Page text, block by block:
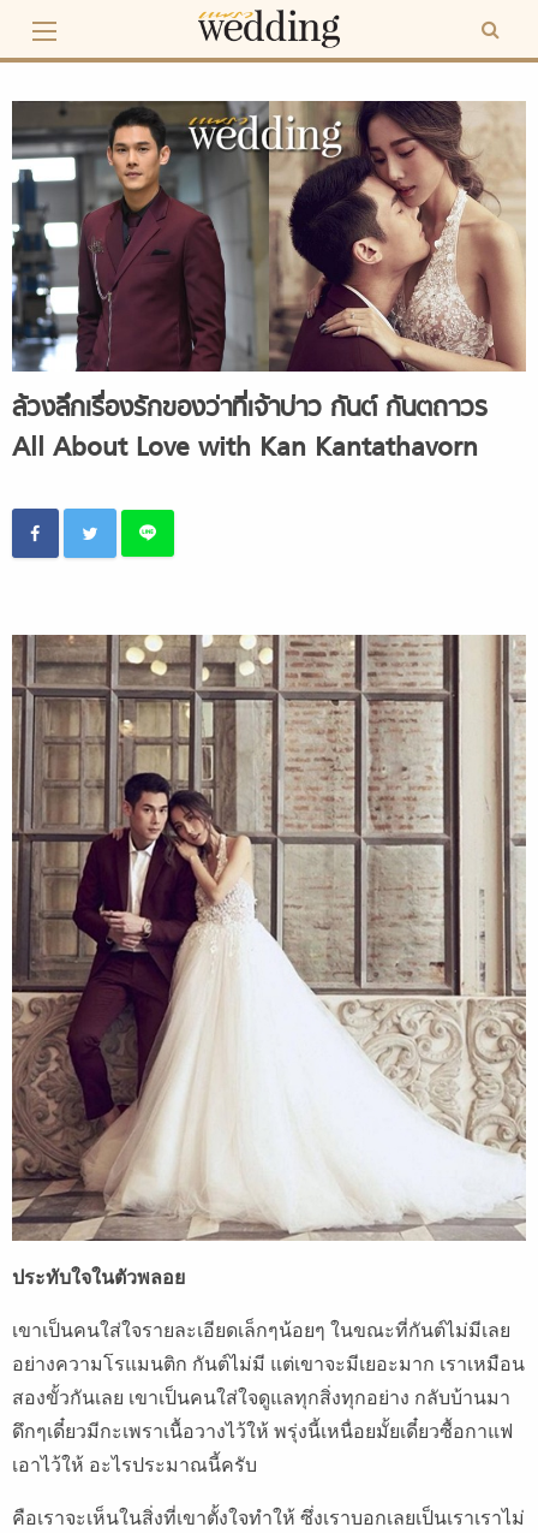
content
ล้วงลึกเรื่องรักของว่าที่เจ้าบ่าว กันต์ กันตถาวร
All About Love with Kan Kantathavorn
ประทับใจในตัวพลอย
เขาเป็นคนใส่ใจรายละเอียดเล็กๆน้อยๆ ในขณะที่กันต์ไม่มีเลย
อย่างความโรแมนติก กันต์ไม่มี แต่เขาจะมีเยอะมาก เราเหมือน
สองขั้วกันเลย เขาเป็นคนใส่ใจดูแลทุกสิ่งทุกอย่าง กลับบ้านมา
ดึกๆเดี๋ยวมีกะเพราเนื้อวางไว้ให้ พรุ่งนี้เหนื่อยมั้ยเดี๋ยวซื้อกาแฟ
เอาไว้ให้ อะไรประมาณนี้ครับ
คือเราจะเห็นในสิ่งที่เขาตั้งใจทำให้ ซึ่งเราบอกเลยเป็นเราเราไม่